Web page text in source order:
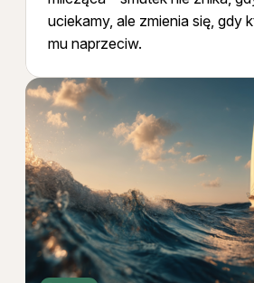
uciekamy, ale zmienia się, gdy
mu naprzeciw.